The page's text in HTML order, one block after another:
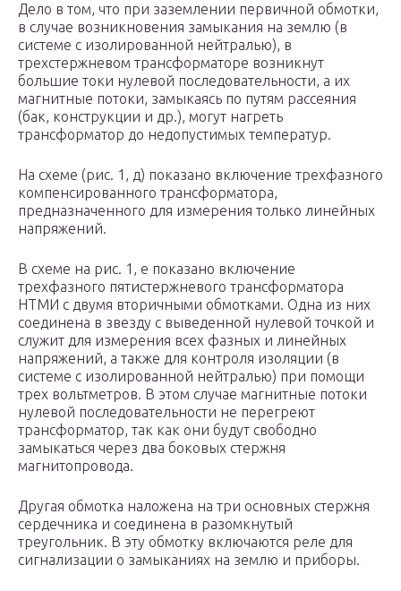
Дело в том, что при заземлении первичной обмотки,
в случае возникновения замыкания на землю (в
системе с изолированной нейтралью), в
трехстержневом трансформаторе возникнут
большие токи нулевой последовательности, а их
магнитные потоки, замыкаясь по путям рассеяния
(бак, конструкции и др.), могут нагреть
трансформатор до недопустимых температур.
На схеме (рис. 1, д) показано включение трехфазного
компенсированного трансформатора,
предназначенного для измерения только линейных
напряжений.
В схеме на рис. 1, е показано включение
трехфазного пятистержневого трансформатора
НТМИ с двумя вторичными обмотками. Одна из них
соединена в звезду с выведенной нулевой точкой и
служит для измерения всех фазных и линейных
напряжений, а также для контроля изоляции (в
системе с изолированной нейтралью) при помощи
трех вольтметров. В этом случае магнитные потоки
нулевой последовательности не перегреют
трансформатор, так как они будут свободно
замыкаться через два боковых стержня
магнитопровода.
Другая обмотка наложена на три основных стержня
сердечника и соединена в разомкнутый
треугольник. В эту обмотку включаются реле для
сигнализации о замыканиях на землю и приборы.